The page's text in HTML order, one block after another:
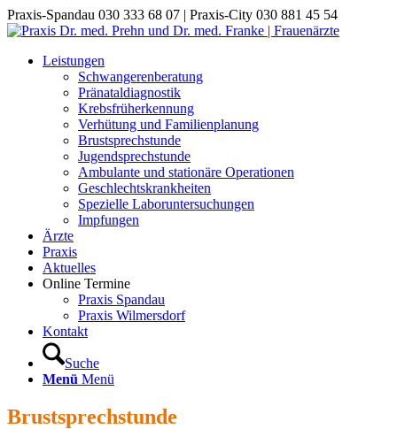
Praxis-Spandau 030 333 68 07 | Praxis-City 030 881 45 54
Leistungen
Schwangerenberatung
Pränataldiagnostik
Krebsfrüherkennung
Verhütung und Familienplanung
Brustsprechstunde
Jugendsprechstunde
Ambulante und stationäre Operationen
Geschlechtskrankheiten
Spezielle Laboruntersuchungen
Impfungen
Ärzte
Praxis
Aktuelles
Online Termine
Praxis Spandau
Praxis Wilmersdorf
Kontakt
Suche
Menü Menü
Brustsprechstunde